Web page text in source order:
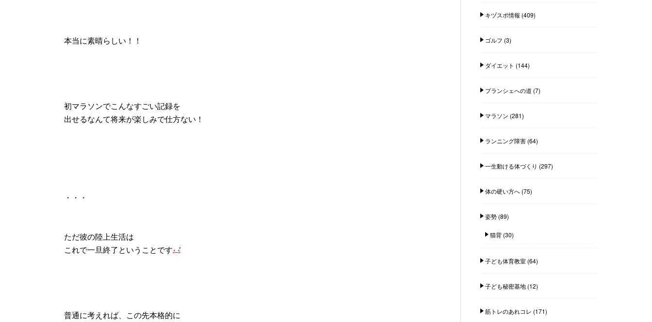
本当に素晴らしい！！
初マラソンでこんなすごい記録を
出せるなんて将来が楽しみで仕方ない！
・・・
ただ彼の陸上生活は
これで一旦終了ということです
普通に考えれば、この先本格的に
キヅスポ情報 (409)
ゴルフ (3)
ダイエット (144)
プランシェへの道 (7)
マラソン (281)
ランニング障害(64)
一生動ける体づくり (297)
体の硬い方へ(75)
姿勢(89)
猫背(30)
子ども体育教室(64)
子ども秘密基地(12)
筋トレのあれコレ (171)